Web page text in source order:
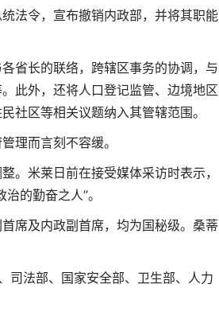
法令，宣布撤销内政部，并将其职能
省长的联络，跨辖区事务的协调，与
此外，还将人口登记监管、边境地区
社区等相关议题纳入其管辖范围。
理而言刻不容缓。
。米莱日前在接受媒体采访时表示，
的勤奋之人”。
席及内政副首席，均为国秘级。桑蒂
司法部、国家安全部、卫生部、人力